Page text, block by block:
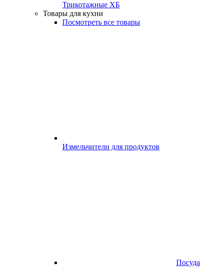
Трикотажные ХБ
Товары для кухни
Посмотреть все товары
Измельчители для продуктов
Посуда